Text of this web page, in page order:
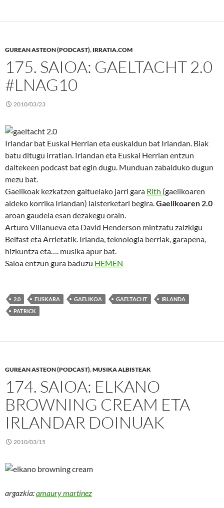
GUREAN ASTEON (PODCAST), IRRATIA.COM
175. SAIOA: GAELTACHT 2.0
#LNAG10
2010/03/23
Irlandar bat Euskal Herrian eta euskaldun bat Irlandan. Biak
batu ditugu irratian. Irlandan eta Euskal Herrian entzun
daitekeen podcast bat egin dugu. Munduan zabalduko dugun
mezu bat.
Gaelikoak kezkatzen gaituelako jarri gara Rith (gaelikoaren
aldeko korrika Irlandan) laisterketari begira.Gaelikoaren 2.0
aroan gaudela esan dezakegu orain.
Arturo Villanueva eta David Henderson mintzatu zaizkigu
Belfast eta Arrietatik. Irlanda, teknologia berriak, garapena,
hizkuntza eta…. musika apur bat.
Saioa entzun gura baduzu HEMEN
2.0 EUSKARA GAELIKOA GAELTACHT
IRLANDA
PATRICK
GUREAN ASTEON (PODCAST),MUSIKA ALBISTEAK
174. SAIOA: ELKANO
BROWNING CREAM ETA
IRLANDAR DOINUAK
2010/03/15
argazkia:amaury martinez